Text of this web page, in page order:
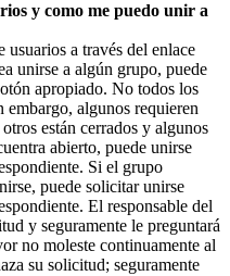
y como me puedo unir a
usuarios a través del enlace
unirse a algún grupo, puede
apropiado. No todos los
embargo, algunos requieren
están cerrados y algunos
abierto, puede unirse
Si el grupo
puede solicitar unirse
El responsable del
y seguramente le preguntará
no moleste continuamente al
su solicitud; seguramente